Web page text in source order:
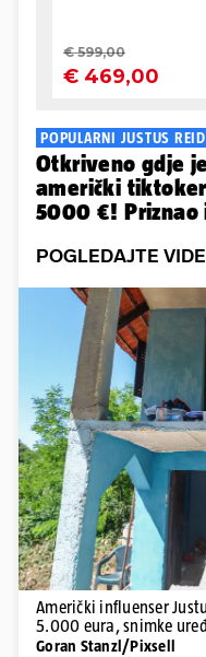
POPULARNI JUSTUS REID
Otkriveno gdje
američki
5000 €! Priznao
POGLEDAJTE
Američki influenser
5.000 eura, snimke
Goran Stanzl/Pixsell